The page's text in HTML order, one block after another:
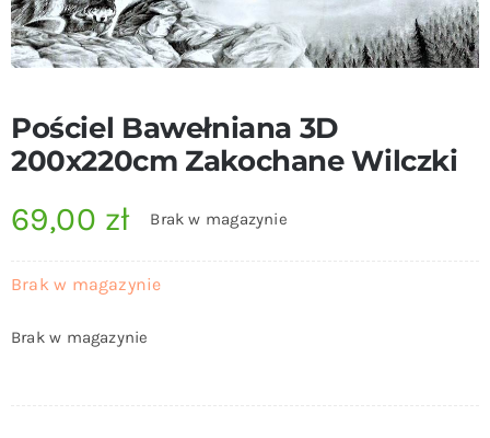
Pościel Bawełniana 3D
200x220cm Zakochane Wilczki
69,00 zł Brak w magazynie
Brak w magazynie
Brak w magazynie